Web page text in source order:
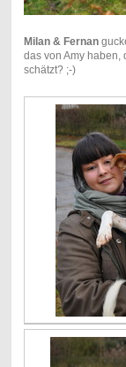
Milan & Fernan
das von Amy haben,
schätzt? ;-)